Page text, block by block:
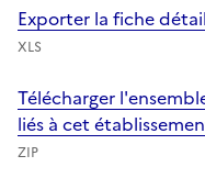
Exporter la fiche
XLS
Télécharger
liés à cet
ZIP